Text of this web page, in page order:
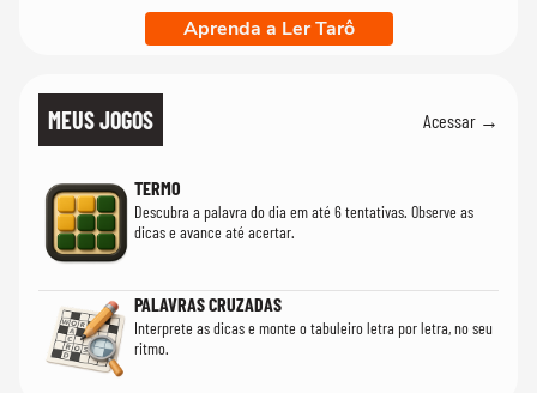
Aprenda a Ler Tarô
MEUS JOGOS Acessar →
TERMO
Descubra a palavra do dia em até 6 tentativas. Observe as
dicas e avance até acertar.
PALAVRAS CRUZADAS
Interprete as dicas e monte o tabuleiro letra por letra, no seu
ritmo.